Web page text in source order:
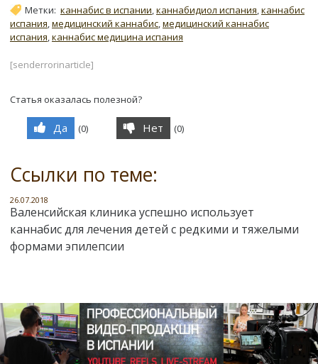
Метки: каннабис в испании,каннабидиол испания,каннабис
испания,медицинский каннабис,медицинский каннабис
испания,каннабис медицина испания
[senderrorinarticle]
Статья оказалась полезной?
Да (0) Нет (0)
Ссылки по теме:
26.07.2018
Валенсийская клиника успешно использует
каннабис для лечения детей с редкими и тяжелыми
формами эпилепсии